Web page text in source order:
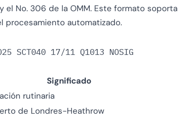
No. 306 de la OMM. Este formato soporta
procesamiento automatizado.
Significado
rutinaria
de Londres-Heathrow